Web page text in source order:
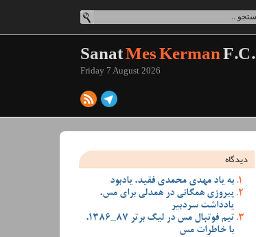
SanatMes KermanF.C.
Friday 7 August 2026
دیدگاه
به یاد مهدی محمدی فقید، یادبود
پیروزی همگانی در همدلی برای مس،
یادداشت سردبیر
تیم فوتبال مس در لیگ برتر 87_1386،
با خاطرات مس